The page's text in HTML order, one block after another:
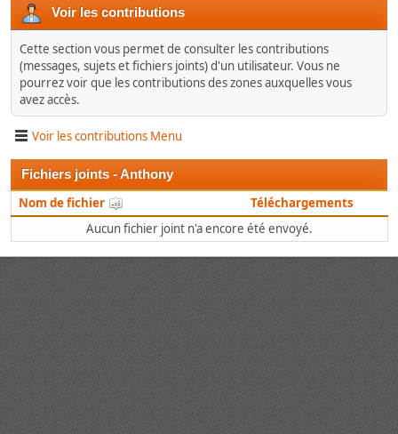
Voir les contributions
Cette section vous permet de consulter les contributions
(messages, sujets et fichiers joints) d'un utilisateur. Vous ne
pourrez voir que les contributions des zones auxquelles vous
avez accès.
Voir les contributions Menu
Fichiers joints - Anthony
Nom de fichier
Téléchargements
Aucun fichier joint n'a encore été envoyé.